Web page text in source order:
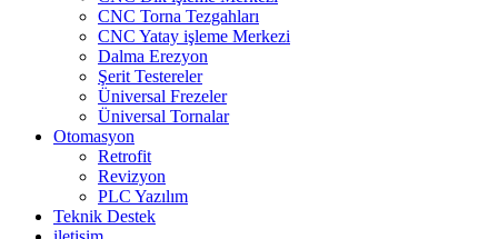
CNC Torna Tezgahları
CNC Yatay işleme Merkezi
Dalma Erezyon
Şerit Testereler
Üniversal Frezeler
Üniversal Tornalar
Otomasyon
Retrofit
Revizyon
PLC Yazılım
Teknik Destek